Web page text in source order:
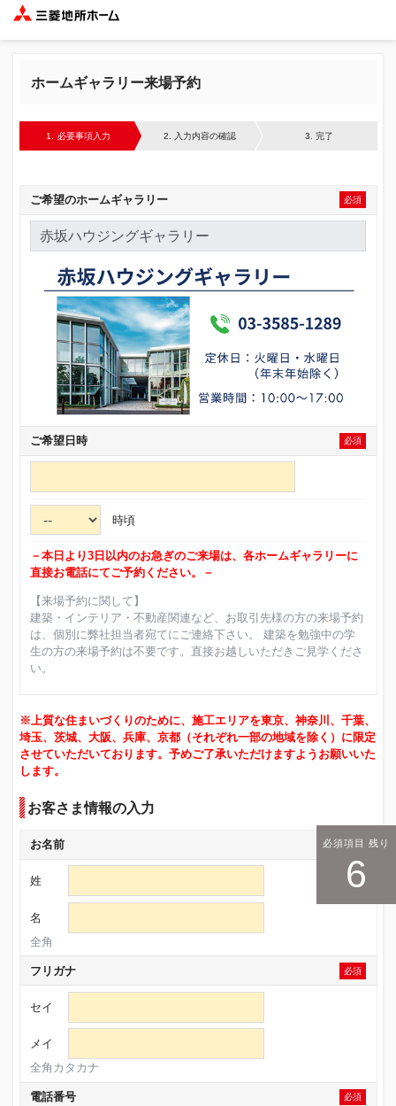
ホームギャラリー来場予約
1. 必要事項入力 2. 入力内容の確認 3. 完了
ご希望のホームギャラリー 必須
ご希望日時 必須
時頃
－本日より3日以内のお急ぎのご来場は、各ホームギャラリーに
直接お電話にてご予約ください。－
【来場予約に関して】
建築・インテリア・不動産関連など、お取引先様の方の来場予約
は、個別に弊社担当者宛てにご連絡下さい。 建築を勉強中の学
生の方の来場予約は不要です。直接お越しいただきご見学くださ
い。
※上質な住まいづくりのために、施工エリアを東京、神奈川、千葉、
埼玉、茨城、大阪、兵庫、京都（それぞれ一部の地域を除く）に限定
させていただいております。予めご了承いただけますようお願いいた
します。
お客さま情報の入力
お名前 必須
姓
名
全角
フリガナ 必須
セイ
メイ
全角カタカナ
電話番号 必須
必須項目 残り
6